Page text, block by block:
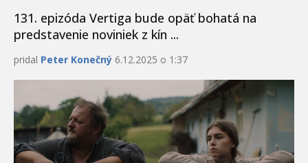
131. epizóda Vertiga bude opäť bohatá na
predstavenie noviniek z kín ...
pridal Peter Konečný 6.12.2025 o 1:37